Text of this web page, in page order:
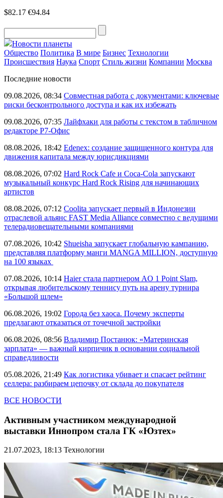
$82.17 €94.84
Новости планеты
Общество Политика В мире Бизнес Технологии
Происшествия Наука Спорт Стиль жизни Компании Москва
Последние новости
09.08.2026, 08:34 Совместная работа с документами: ключевые
риски бесконтрольного доступа и как их избежать
09.08.2026, 07:35 Лайфхаки для работы с текстом в табличном
редакторе Р7-Офис
08.08.2026, 18:42 Edenex: создание защищенного контура для
движения капитала между юрисдикциями
08.08.2026, 07:02 Hard Rock Cafe и Coca-Cola запускают
музыкальный конкурс Hard Rock Rising для начинающих
артистов
08.08.2026, 07:12 Coolita запускает первый в Индонезии
отраслевой альянс FAST Media Alliance совместно с ведущими
телерадиовещательными компаниями
07.08.2026, 10:42 Shueisha запускает глобальную кампанию,
представляя платформу манги MANGA MILLION, доступную
на 100 языках
07.08.2026, 10:14 Haier стала партнером AO 1 Point Slam,
открывая любительскому теннису путь на арену турнира
«Большой шлем»
06.08.2026, 19:02 Города без хаоса. Почему эксперты
предлагают отказаться от точечной застройки
06.08.2026, 08:56 Владимир Постанюк: «Материнская
зарплата» — важный кирпичик в основании социальной
справедливости
05.08.2026, 21:49 Как логистика убивает и спасает рейтинг
селлера: разбираем цепочку от склада до покупателя
ВСЕ НОВОСТИ
Активным участником международной
выставки Иннопром стала ГК «Юзтех»
21.07.2023, 18:13 Технологии